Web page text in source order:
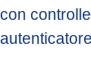
con
autenticatore